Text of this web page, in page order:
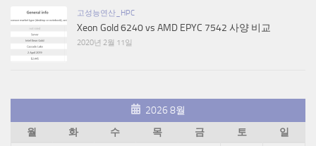
고성능연산_HPC
Xeon Gold 6240 vs AMD EPYC 7542 사양 비교
2020년 2월 11일
2026 8월
월
화 수 목 금 토
일